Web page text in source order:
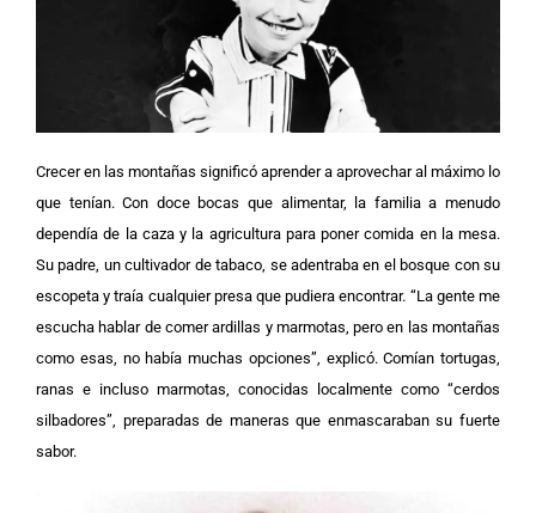
Crecer en las montañas significó aprender a aprovechar al máximo lo
que tenían. Con doce bocas que alimentar, la familia a menudo
dependía de la caza y la agricultura para poner comida en la mesa.
Su padre, un cultivador de tabaco, se adentraba en el bosque con su
escopeta y traía cualquier presa que pudiera encontrar. “La gente me
escucha hablar de comer ardillas y marmotas, pero en las montañas
como esas, no había muchas opciones”, explicó. Comían tortugas,
ranas e incluso marmotas, conocidas localmente como “cerdos
silbadores”, preparadas de maneras que enmascaraban su fuerte
sabor.